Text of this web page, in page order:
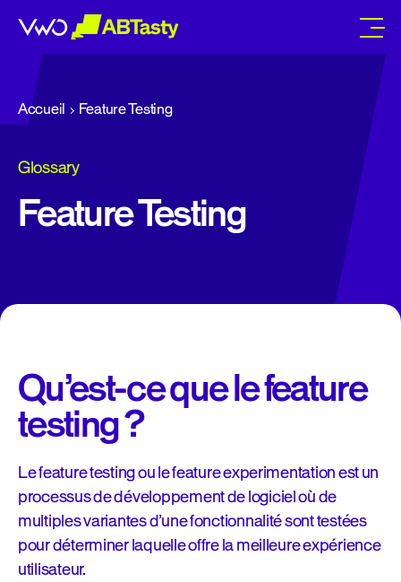
abtasty
Accueil Feature Testing
Glossary
Feature Testing
Qu’est-ce que le feature
testing ?
Le feature testing ou le feature experimentation est un
processus de développement de logiciel où de
multiples variantes d’une fonctionnalité sont testées
pour déterminer laquelle offre la meilleure expérience
utilisateur.